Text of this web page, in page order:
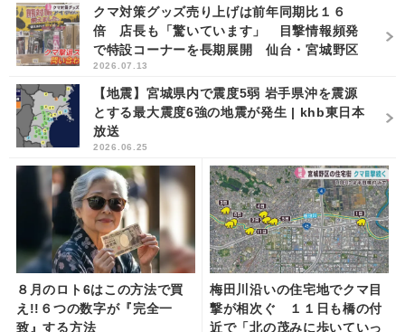
クマ対策グッズ売り上げは前年同期比１６
倍 店長も「驚いています」 目撃情報頻発
で特設コーナーを長期展開 仙台・宮城野区
の...
2026.07.13
【地震】宮城県内で震度5弱 岩手県沖を震源
とする最大震度6強の地震が発生 | khb東日本
放送
2026.06.25
８月のロト6はこの方法で買
え!!６つの数字が『完全一
致』する方法
梅田川沿いの住宅地でクマ目
撃が相次ぐ １１日も橋の付
近で「北の茂みに歩いていっ